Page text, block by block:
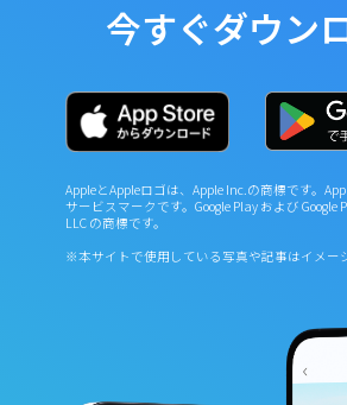
今すぐダウン
AppleとAppleロゴは、Apple Inc.の商標です。
サービスマークです。Google Play および Google
LLC の商標です。
※本サイトで使用している写真や記事はイメー